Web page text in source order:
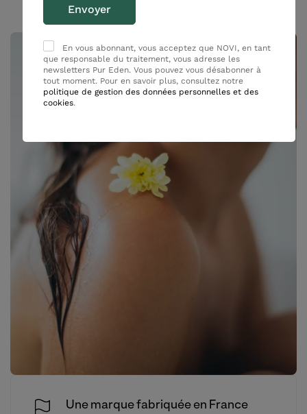
Pourquoi choisir PUR EDEN ?
Une marque fabriquée en France
En vous abonnant, vous acceptez que NOVI, en tant
que responsable du traitement, vous adresse les
newsletters Pur Eden. Vous pouvez vous désabonner à
tout moment. Pour en savoir plus, consultez notre
politique de gestion des données personnelles et des
cookies.